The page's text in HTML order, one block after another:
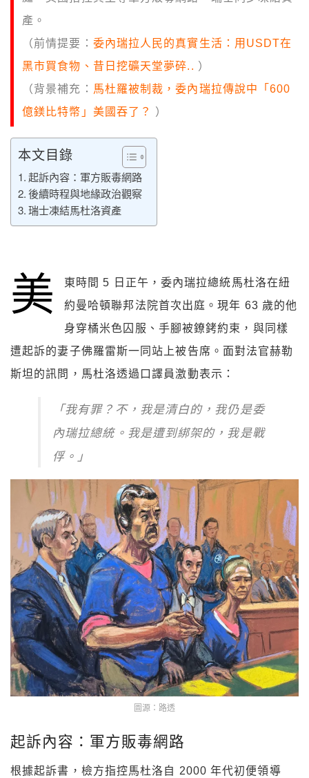
產。
（前情提要： 委內瑞拉人民的真實生活：用USDT在
黑市買食物、昔日挖礦天堂夢碎.. ）
（背景補充： 馬杜羅被制裁，委內瑞拉傳說中「600
億鎂比特幣」美國吞了？
）
本文目錄
起訴內容：軍方販毒網路
後續時程與地緣政治觀察
瑞士凍結馬杜洛資產
美
東時間 5 日正午，委內瑞拉總統馬杜洛在紐
約曼哈頓聯邦法院首次出庭。現年 63 歲的他
身穿橘米色囚服、手腳被鐐銬約束，與同樣
遭起訴的妻子佛羅雷斯一同站上被告席。面對法官赫勒
斯坦的訊問，馬杜洛透過口譯員激動表示：
「我有罪？不，我是清白的，我仍是委
內瑞拉總統。我是遭到綁架的，我是戰
俘。」
圖源：路透
起訴內容：軍方販毒網路
根據起訴書，檢方指控馬杜洛自 2000 年代初便領導